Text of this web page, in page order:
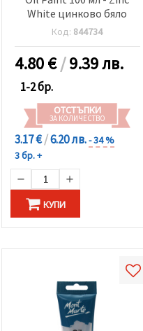
White цинково бяло
Код: 844734
4.80€/9.39 лв.
1-2 бр.
ОТСТЪПКИ
ЗА КОЛИЧЕСТВО
3.17 €/6.20 лв.- 34 %
3 бр. +
КУПИ